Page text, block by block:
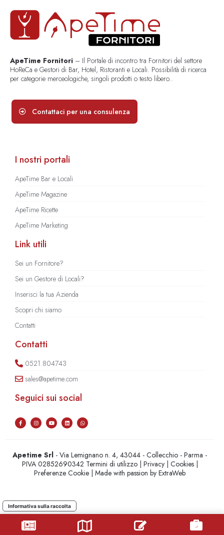
ApeTime Fornitori – Il Portale di incontro tra Fornitori del settore
HoReCa e Gestori di Bar, Hotel, Ristoranti e Locali. Possibilità di ricerca
per categorie merceologiche, singoli prodotti o testo libero..
Contattaci per una consulenza
I nostri portali
ApeTime Bar e Locali
ApeTime Magazine
ApeTime Ricette
ApeTime Marketing
Link utili
Sei un Fornitore?
Sei un Gestore di Locali?
Inserisci la tua Azienda
Scopri chi siamo
Contatti
Contatti
0521.804743
sales@apetime.com
Seguici sui social
Apetime Srl - Via Lemignano n. 4, 43044 - Collecchio - Parma -
PIVA 02852690342 Termini di utilizzo| Privacy| Cookies|
Preferenze Cookie | Made with passion byExtraWeb
Informativa sulla raccolta